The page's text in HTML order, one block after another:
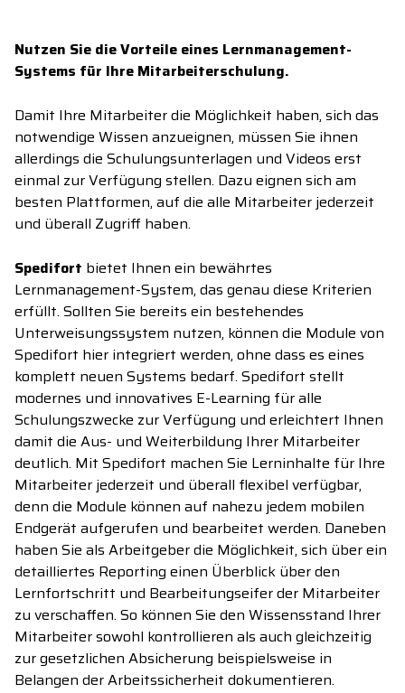
Nutzen Sie die Vorteile eines Lernmanagement-
Systems für Ihre Mitarbeiterschulung.
Damit Ihre Mitarbeiter die Möglichkeit haben, sich das
notwendige Wissen anzueignen, müssen Sie ihnen
allerdings die Schulungsunterlagen und Videos erst
einmal zur Verfügung stellen. Dazu eignen sich am
besten Plattformen, auf die alle Mitarbeiter jederzeit
und überall Zugriff haben.
Spedifort bietet Ihnen ein bewährtes
Lernmanagement-System, das genau diese Kriterien
erfüllt. Sollten Sie bereits ein bestehendes
Unterweisungssystem nutzen, können die Module von
Spedifort hier integriert werden, ohne dass es eines
komplett neuen Systems bedarf. Spedifort stellt
modernes und innovatives E-Learning für alle
Schulungszwecke zur Verfügung und erleichtert Ihnen
damit die Aus- und Weiterbildung Ihrer Mitarbeiter
deutlich. Mit Spedifort machen Sie Lerninhalte für Ihre
Mitarbeiter jederzeit und überall flexibel verfügbar,
denn die Module können auf nahezu jedem mobilen
Endgerät aufgerufen und bearbeitet werden. Daneben
haben Sie als Arbeitgeber die Möglichkeit, sich über ein
detailliertes Reporting einen Überblick über den
Lernfortschritt und Bearbeitungseifer der Mitarbeiter
zu verschaffen. So können Sie den Wissensstand Ihrer
Mitarbeiter sowohl kontrollieren als auch gleichzeitig
zur gesetzlichen Absicherung beispielsweise in
Belangen der Arbeitssicherheit dokumentieren.